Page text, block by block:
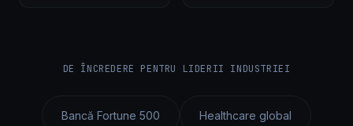
DE ÎNCREDERE PENTRU LIDERII INDUSTRIEI
Bancă Fortune 500 Healthcare global